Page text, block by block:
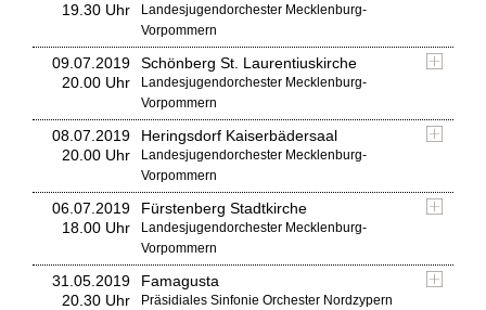
19.30 Uhr
Landesjugendorchester Mecklenburg-
Vorpommern
09.07.2019
20.00 Uhr
Schönberg St. Laurentiuskirche
Landesjugendorchester Mecklenburg-
Vorpommern
08.07.2019
20.00 Uhr
Heringsdorf Kaiserbädersaal
Landesjugendorchester Mecklenburg-
Vorpommern
06.07.2019
18.00 Uhr
Fürstenberg Stadtkirche
Landesjugendorchester Mecklenburg-
Vorpommern
31.05.2019
20.30 Uhr
Famagusta
Präsidiales Sinfonie Orchester Nordzypern